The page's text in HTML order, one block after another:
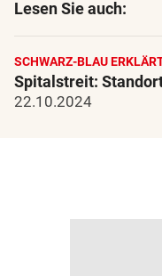
Lesen Sie auch:
SCHWARZ-BLAU
Spitalstreit:
22.10.2024